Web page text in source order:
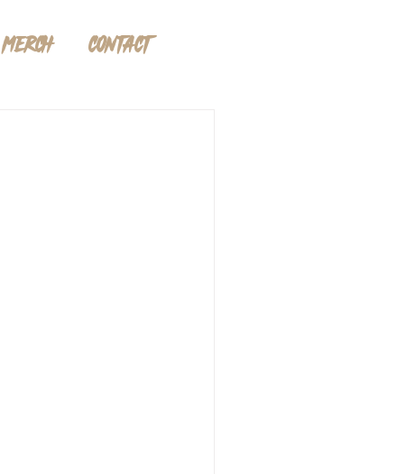
MERCH CONTACT